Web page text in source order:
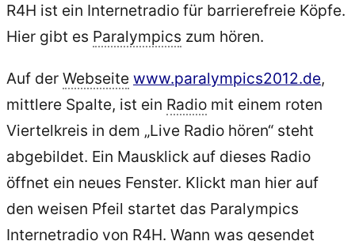
R4H ist ein Internetradio für barrierefreie Köpfe.
Hier gibt es Paralympics zum hören.
Auf der Webseite www.paralympics2012.de,
mittlere Spalte, ist ein Radio mit einem roten
Viertelkreis in dem „Live Radio hören“ steht
abgebildet. Ein Mausklick auf dieses Radio
öffnet ein neues Fenster. Klickt man hier auf
den weisen Pfeil startet das Paralympics
Internetradio von R4H. Wann was gesendet